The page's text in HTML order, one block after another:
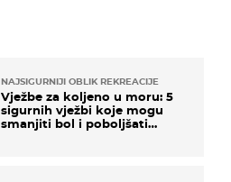
NAJSIGURNIJI OBLIK REKREACIJE
Vježbe za koljeno u moru: 5
sigurnih vježbi koje mogu
smanjiti bol i poboljšati